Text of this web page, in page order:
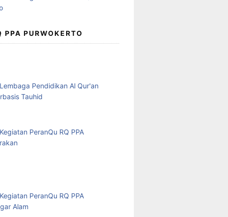
PPA PURWOKERTO